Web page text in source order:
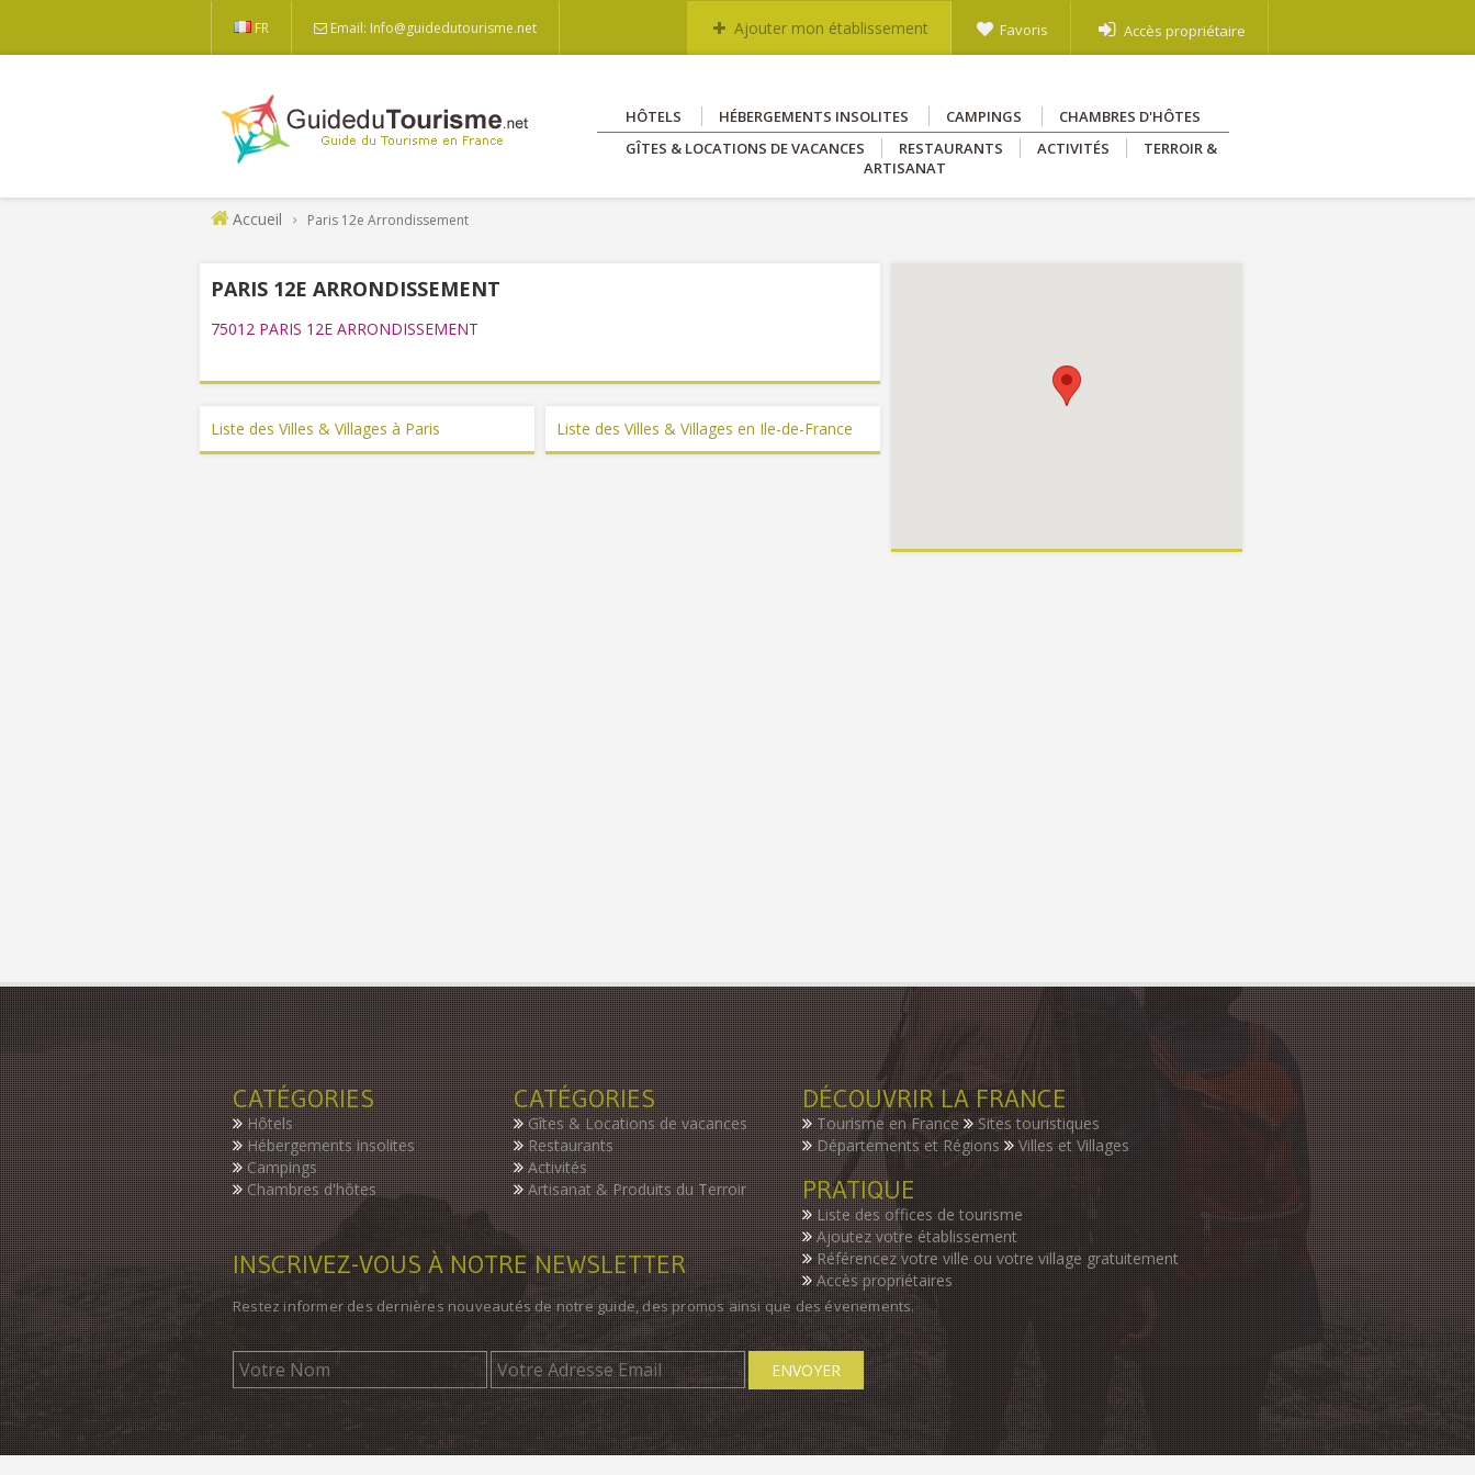
FR Email: Info@guidedutourisme.net Ajouter mon établissement Favoris Accès propriétaire
HÔTELS HÉBERGEMENTS INSOLITES CAMPINGS
CHAMBRES D'HÔTES
GÎTES & LOCATIONS DE VACANCES
RESTAURANTS ACTIVITÉS
TERROIR &
ARTISANAT
Accueil Paris 12e Arrondissement
PARIS 12E ARRONDISSEMENT
75012 PARIS 12E ARRONDISSEMENT
Liste des Villes & Villages à Paris Liste des Villes & Villages en Ile-de-France
CATÉGORIES
Hôtels
Hébergements insolites
Campings
Chambres d'hôtes
CATÉGORIES
Gîtes & Locations de vacances
Restaurants
Activités
Artisanat & Produits du Terroir
DÉCOUVRIR LA FRANCE
Tourisme en France
Sites touristiques
Départements et Régions
Villes et Villages
PRATIQUE
Liste des offices de tourisme
Ajoutez votre établissement
Référencez votre ville ou votre village gratuitement
Accès propriétaires
INSCRIVEZ-VOUS À NOTRE NEWSLETTER
Restez informer des dernières nouveautés de notre guide, des promos ainsi que des évenements.